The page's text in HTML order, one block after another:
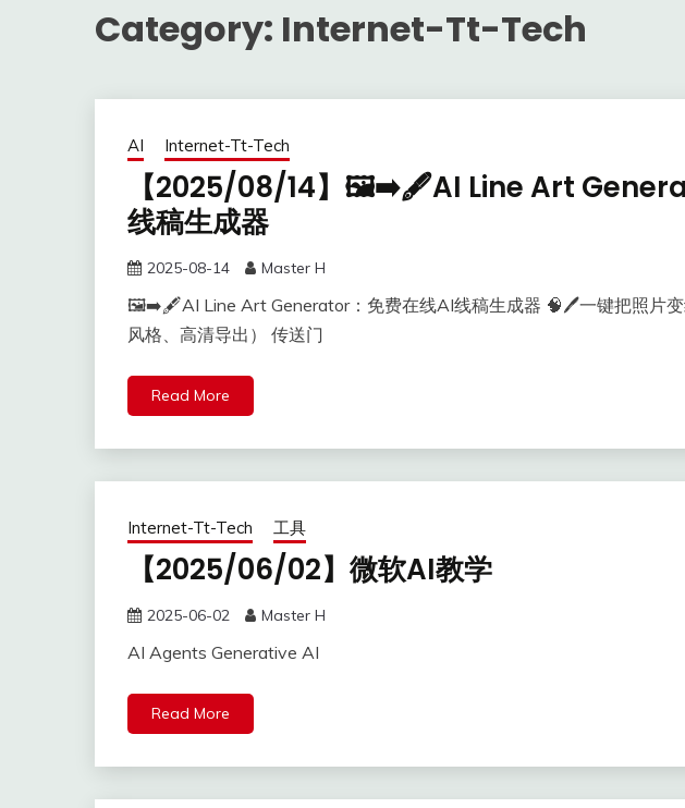
Category: Internet-Tt-Tech
AI Internet-Tt-Tech
【2025/08/14】🖼️➡️🖋️AI Line Art
线稿生成器
2025-08-14 Master H
🖼️➡️🖋️AI Line Art Generator：免费在线AI线稿生成器 🧠🖊️一键把照片变
风格、高清导出） 传送门
Read More
Internet-Tt-Tech 工具
【2025/06/02】微软AI教学
2025-06-02 Master H
AI Agents Generative AI
Read More